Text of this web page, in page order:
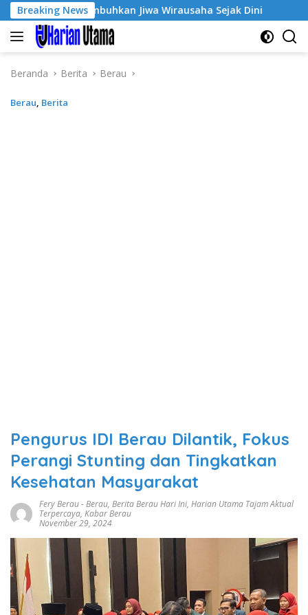
Langsung
ke
konten
Breaking News
Tumbuhkan Jiwa Wirausaha Sejak Dini GratisPol
Beranda Berita Berau
Berau, Berita
Pengurus IDI Berau Dilantik, Fokus
Perangi Stunting dan Tingkatkan
Kesehatan Masyarakat
Fery Berau-Berau, Berita Berau Hari Ini, Harian Utama Tajam Aktual
Terpercaya, Kabar Berau
November 29, 2024